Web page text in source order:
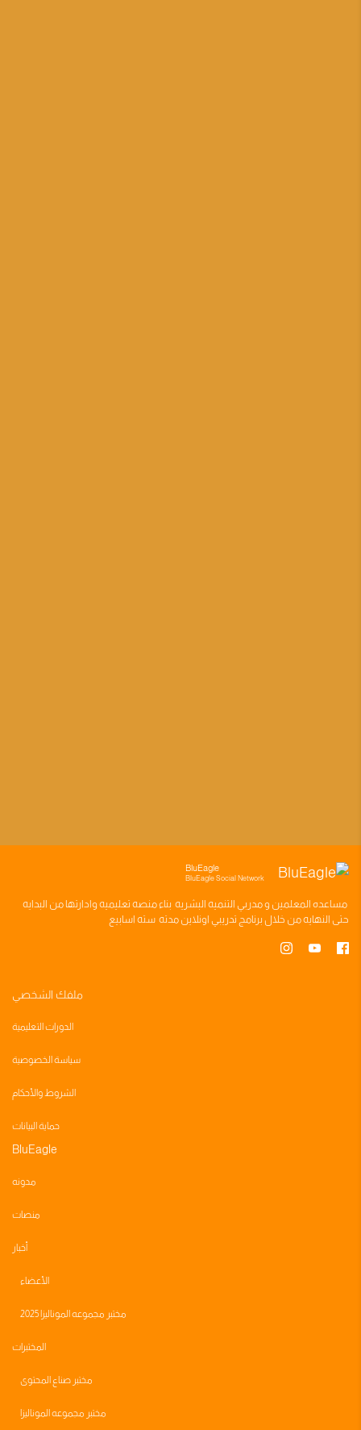
BluEagle
BluEagle Social Network
مساعده المعلمين ومدربي التنميه البشريه بناءمنصه تعليميه وادارتها من البدايه
حتى النهايه من خلال برنامج تدريبي اونلاين مدته سته اسابيع
ملفك الشخصي
الدورات التعليمية
سياسة الخصوصية
الشروط والأحكام
حماية البيانات
BluEagle
مدونه
منصات
أخبار
الأعضاء
مختبر مجموعه الموناليزا 2025
المختبرات
مختبر صناع المحتوى
مختبر مجموعه الموناليزا